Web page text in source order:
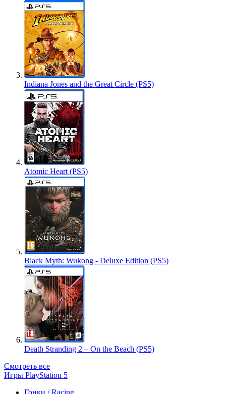
Indiana Jones and the Great Circle (PS5)
Atomic Heart (PS5)
Black Myth: Wukong - Deluxe Edition (PS5)
Death Stranding 2 – On the Beach (PS5)
Смотреть все
Игры PlayStation 5
Гонки / Racing